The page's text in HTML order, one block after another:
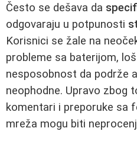
Često se dešava da
odgovaraju u potpunosti
Korisnici se žale na
probleme sa baterijom,
nesposobnost da podrže
neophodne. Upravo zbog
komentari i preporuke sa
mreža mogu biti